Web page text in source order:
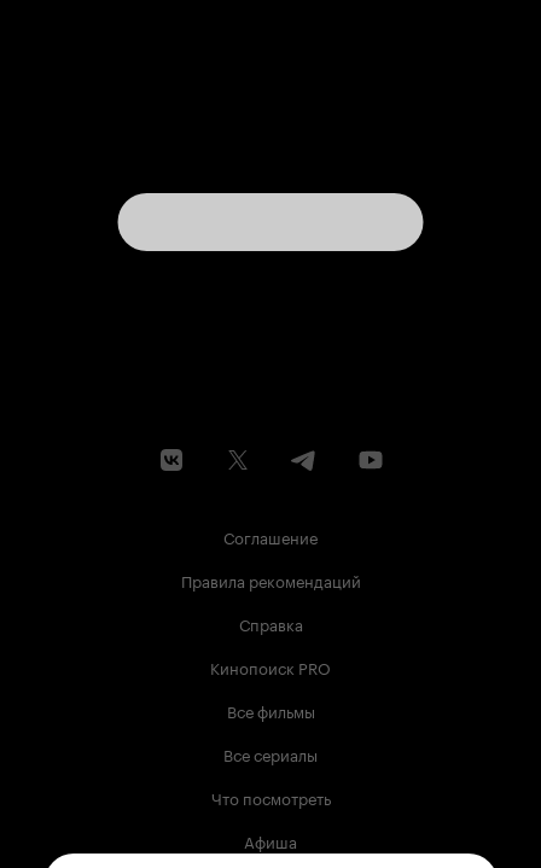
Соглашение
Правила рекомендаций
Справка
Кинопоиск PRO
Все фильмы
Все сериалы
Что посмотреть
Афиша